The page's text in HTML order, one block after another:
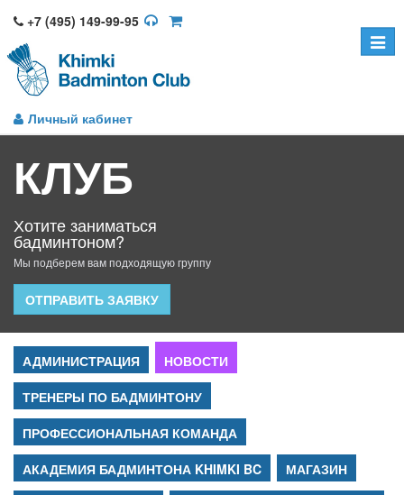
+7 (495) 149-99-95
Toggle
Личный кабинет
КЛУБ
Хотите заниматься
бадминтоном?
Мы подберем вам подходящую группу
ОТПРАВИТЬ ЗАЯВКУ
АДМИНИСТРАЦИЯ
НОВОСТИ
ТРЕНЕРЫ ПО БАДМИНТОНУ
ПРОФЕССИОНАЛЬНАЯ КОМАНДА
АКАДЕМИЯ БАДМИНТОНА KHIMKI BC
МАГАЗИН